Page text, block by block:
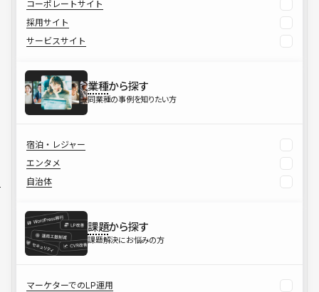
コーポレートサイト
採用サイト
サービスサイト
業種から探す
同業種の事例を知りたい方
宿泊・レジャー
エンタメ
自治体
課題から探す
課題解決にお悩みの方
マーケターでのLP運用